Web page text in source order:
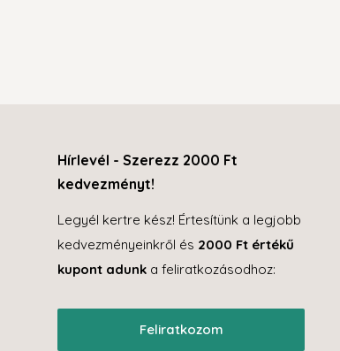
Hírlevél - Szerezz 2000 Ft
kedvezményt!
Legyél kertre kész! Értesítünk a legjobb
kedvezményeinkről és 2000 Ft értékű
kupont adunk a feliratkozásodhoz:
Feliratkozom